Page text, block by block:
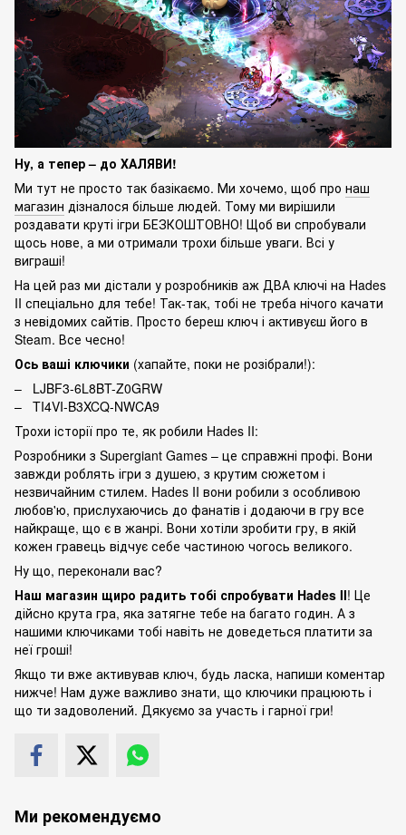
Ну, а тепер – до ХАЛЯВИ!
Ми тут не просто так базікаємо. Ми хочемо, щоб про наш
магазин дізналося більше людей. Тому ми вирішили
роздавати круті ігри БЕЗКОШТОВНО! Щоб ви спробували
щось нове, а ми отримали трохи більше уваги. Всі у
виграші!
На цей раз ми дістали у розробників аж ДВА ключі на Hades
II спеціально для тебе! Так-так, тобі не треба нічого качати
з невідомих сайтів. Просто береш ключ і активуєш його в
Steam. Все чесно!
Ось ваші ключики (хапайте, поки не розібрали!):
– LJBF3-6L8BT-Z0GRW
– TI4VI-B3XCQ-NWCA9
Трохи історії про те, як робили Hades II:
Розробники з Supergiant Games – це справжні профі. Вони
завжди роблять ігри з душею, з крутим сюжетом і
незвичайним стилем. Hades II вони робили з особливою
любов'ю, прислухаючись до фанатів і додаючи в гру все
найкраще, що є в жанрі. Вони хотіли зробити гру, в якій
кожен гравець відчує себе частиною чогось великого.
Ну що, переконали вас?
Наш магазин щиро радить тобі спробувати Hades II! Це
дійсно крута гра, яка затягне тебе на багато годин. А з
нашими ключиками тобі навіть не доведеться платити за
неї гроші!
Якщо ти вже активував ключ, будь ласка, напиши коментар
нижче! Нам дуже важливо знати, що ключики працюють і
що ти задоволений. Дякуємо за участь і гарної гри!
Ми рекомендуємо